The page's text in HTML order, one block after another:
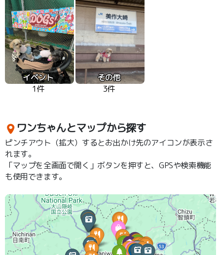
イベント
1件
その他
3件
ワンちゃんとマップから探す
ピンチアウト（拡大）するとお出かけ先のアイコンが表示さ
れます。
「マップを全画面で開く」ボタンを押すと、GPSや検索機能
も使用できます。